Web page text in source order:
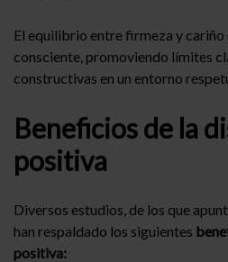
El equilibrio entre firmeza y cariño
consciente, promoviendo límites
constructivas en un entorno
Beneficios de la
positiva
Diversos estudios, de los que
han respaldado los siguientes
positiva: